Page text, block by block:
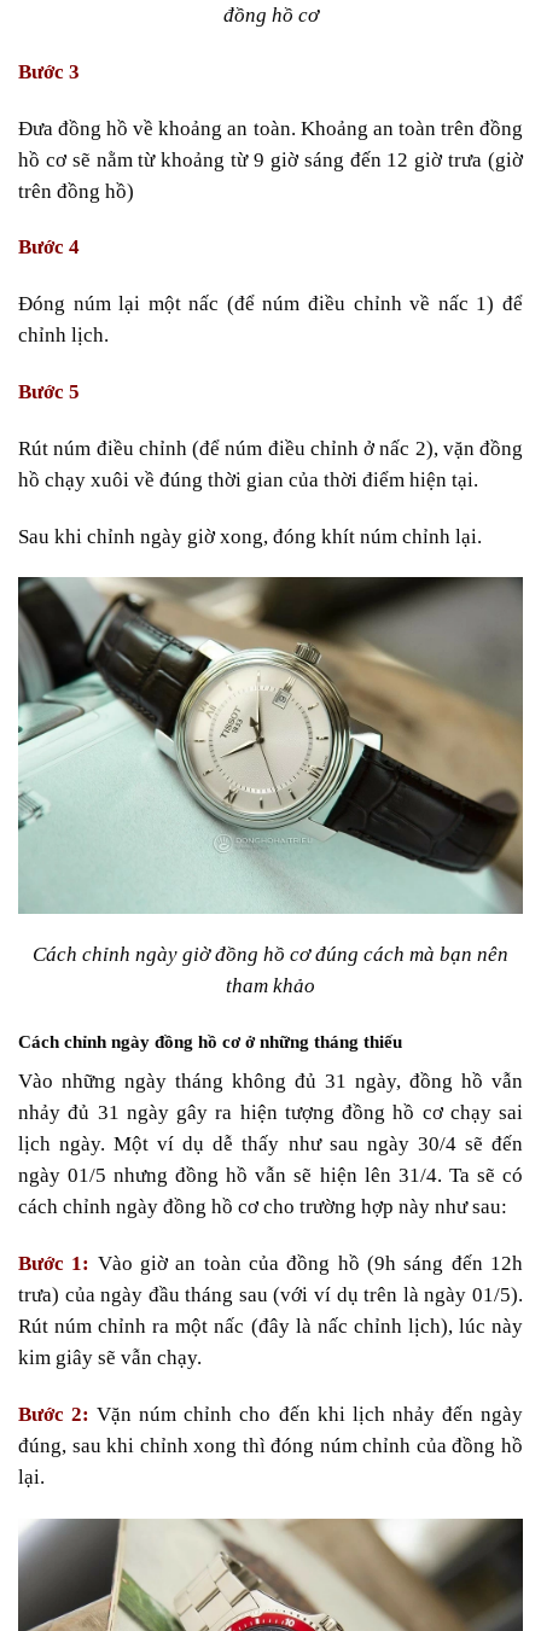
đồng hồ cơ
Bước 3
Đưa đồng hồ về khoảng an toàn. Khoảng an toàn trên đồng
hồ cơ sẽ nằm từ khoảng từ 9 giờ sáng đến 12 giờ trưa (giờ
trên đồng hồ)
Bước 4
Đóng núm lại một nấc (để núm điều chỉnh về nấc 1) để
chỉnh lịch.
Bước 5
Rút núm điều chỉnh (để núm điều chỉnh ở nấc 2), vặn đồng
hồ chạy xuôi về đúng thời gian của thời điểm hiện tại.
Sau khi chỉnh ngày giờ xong, đóng khít núm chỉnh lại.
Cách chỉnh ngày giờ đồng hồ cơ đúng cách mà bạn nên
tham khảo
Cách chỉnh ngày đồng hồ cơ ở những tháng thiếu
Vào những ngày tháng không đủ 31 ngày, đồng hồ vẫn
nhảy đủ 31 ngày gây ra hiện tượng đồng hồ cơ chạy sai
lịch ngày. Một ví dụ dễ thấy như sau ngày 30/4 sẽ đến
ngày 01/5 nhưng đồng hồ vẫn sẽ hiện lên 31/4. Ta sẽ có
cách chỉnh ngày đồng hồ cơ cho trường hợp này như sau:
Bước 1: Vào giờ an toàn của đồng hồ (9h sáng đến 12h
trưa) của ngày đầu tháng sau (với ví dụ trên là ngày 01/5).
Rút núm chỉnh ra một nấc (đây là nấc chỉnh lịch), lúc này
kim giây sẽ vẫn chạy.
Bước 2: Vặn núm chỉnh cho đến khi lịch nhảy đến ngày
đúng, sau khi chỉnh xong thì đóng núm chỉnh của đồng hồ
lại.